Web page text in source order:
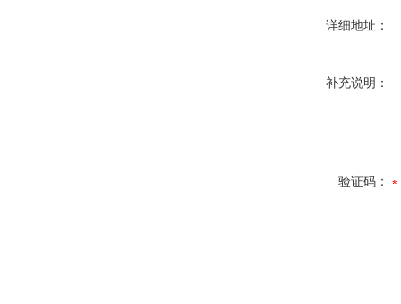
详细地址：
补充说明：
验证码：